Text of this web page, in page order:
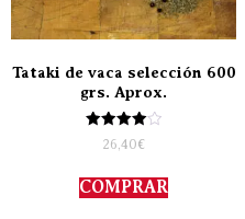
Tataki de vaca selección 600
grs. Aprox.
Valorado
con
de 5
26,40€
COMPRAR